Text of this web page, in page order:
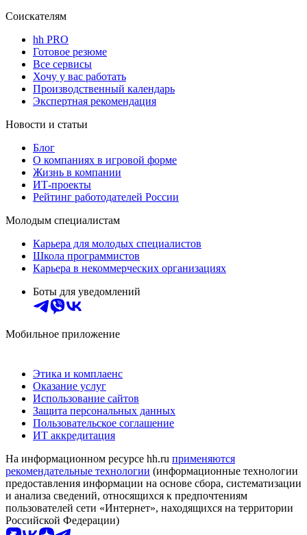
Соискателям
hh PRO
Готовое резюме
Все сервисы
Хочу у вас работать
Производственный календарь
Экспертная рекомендация
Новости и статьи
Блог
О компаниях в игровой форме
Жизнь в компании
ИТ-проекты
Рейтинг работодателей России
Молодым специалистам
Карьера для молодых специалистов
Школа программистов
Карьера в некоммерческих организациях
Боты для уведомлений
Мобильное приложение
Этика и комплаенс
Оказание услуг
Использование сайтов
Защита персональных данных
Пользовательское соглашение
ИТ аккредитация
На информационном ресурсе hh.ru применяются
рекомендательные технологии (информационные технологии
предоставления информации на основе сбора, систематизации
и анализа сведений, относящихся к предпочтениям
пользователей сети «Интернет», находящихся на территории
Российской Федерации)